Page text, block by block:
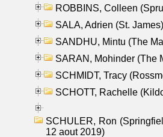
ROBBINS, Colleen
SALA, Adrien (St. James)
SANDHU, Mintu (The
SARAN, Mohinder (The
SCHMIDT, Tracy
SCHOTT, Rachelle
SCHULER, Ron
12 aout 2019)